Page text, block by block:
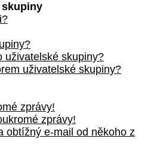
skupiny
uživatelské skupiny?
uživatelské skupiny?
zprávy!
zprávy!
obtížný e-mail od někoho z